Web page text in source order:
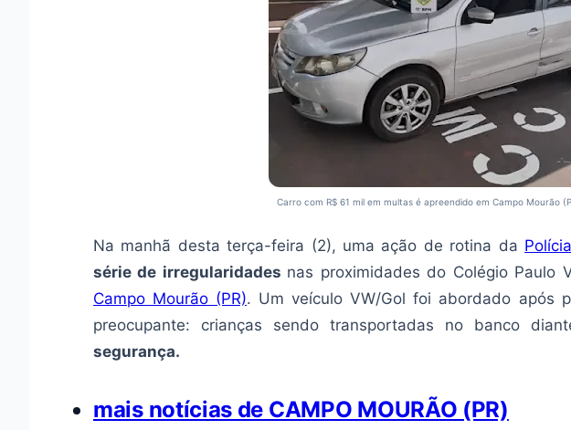
Carro com R$ 61 mil em multas é apreendido em Campo Mourão
Na manhã desta terça-feira (2), uma ação de rotina da
série de irregularidades nas proximidades do Colégio Paulo
Campo Mourão (PR). Um veículo VW/Gol foi abordado após
preocupante: crianças sendo transportadas no banco
segurança.
mais notícias de CAMPO MOURÃO (PR)